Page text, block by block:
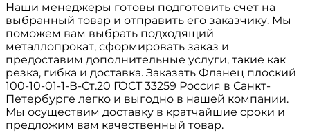
Наши менеджеры готовы подготовить счет на
выбранный товар и отправить его заказчику. Мы
поможем вам выбрать подходящий
металлопрокат, сформировать заказ и
предоставим дополнительные услуги, такие как
резка, гибка и доставка. Заказать Фланец плоский
100-10-01-1-В-Ст.20 ГОСТ 33259 Россия в Санкт-
Петербурге легко и выгодно в нашей компании.
Мы осуществим доставку в кратчайшие сроки и
предложим вам качественный товар.